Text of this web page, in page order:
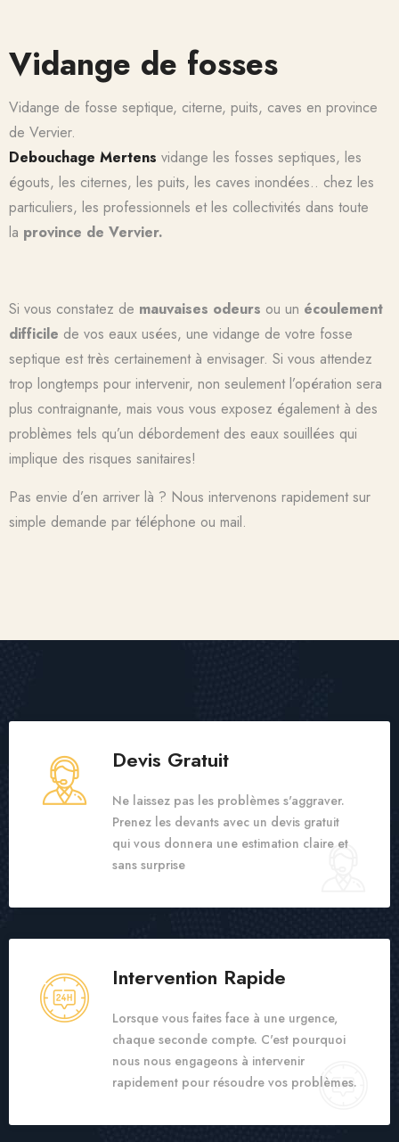
Vidange de fosses
Vidange de fosse septique, citerne, puits, caves en province
de Vervier.
Debouchage Mertens vidange les fosses septiques, les
égouts, les citernes, les puits, les caves inondées.. chez les
particuliers, les professionnels et les collectivités dans toute
la province de Vervier.
Si vous constatez de mauvaises odeurs ou un écoulement
difficile de vos eaux usées, une vidange de votre fosse
septique est très certainement à envisager. Si vous attendez
trop longtemps pour intervenir, non seulement l’opération sera
plus contraignante, mais vous vous exposez également à des
problèmes tels qu’un débordement des eaux souillées qui
implique des risques sanitaires!
Pas envie d’en arriver là ? Nous intervenons rapidement sur
simple demande par téléphone ou mail.
Devis Gratuit
Ne laissez pas les problèmes s'aggraver.
Prenez les devants avec un devis gratuit
qui vous donnera une estimation claire et
sans surprise
Intervention Rapide
Lorsque vous faites face à une urgence,
chaque seconde compte. C'est pourquoi
nous nous engageons à intervenir
rapidement pour résoudre vos problèmes.